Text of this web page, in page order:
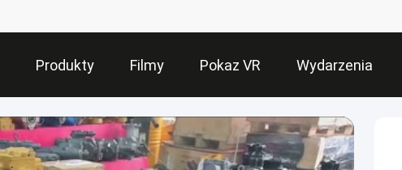
Produkty Filmy Pokaz VR Wydarzenia